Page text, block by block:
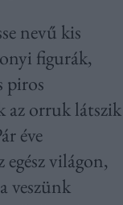
nevű kis
figurák,
piros
az orruk látszik
éve
világon,
veszünk